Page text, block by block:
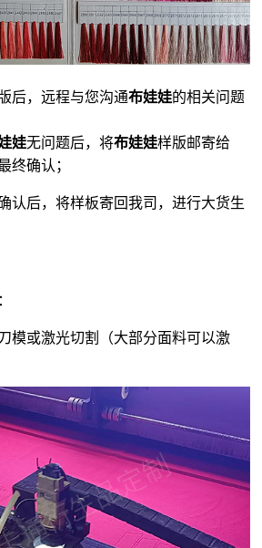
后，远程与您沟通布娃娃的相关问题
娃无问题后，将布娃娃样版邮寄给
终确认；
认后，将样板寄回我司，进行大货生
：
模或激光切割（大部分面料可以激